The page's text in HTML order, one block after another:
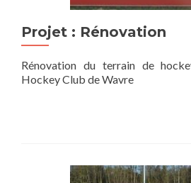
Projet : Rénovation
Rénovation du terrain de
Hockey Club de Wavre